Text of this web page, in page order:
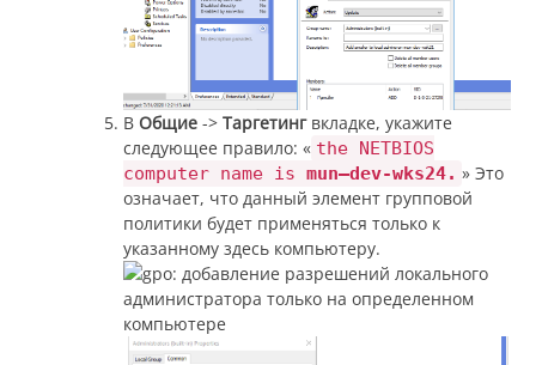
В Общие -> Таргетингвкладке, укажите
следующее правило: « the NETBIOS
computer name is mun—dev-wks24. » Это
означает, что данный элемент групповой
политики будет применяться только к
указанному здесь компьютеру.